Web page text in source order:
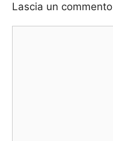
Lascia un commento